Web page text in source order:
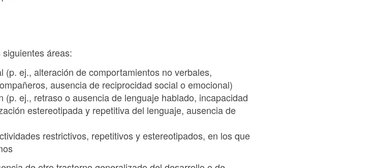
áreas:
ej., alteración de comportamientos no verbales,
ausencia de reciprocidad social o emocional)
ej., retraso o ausencia de lenguaje hablado, incapacidad
estereotipada y repetitiva del lenguaje, ausencia de
restrictivos, repetitivos y estereotipados, en los que